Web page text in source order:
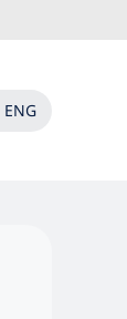
ENG